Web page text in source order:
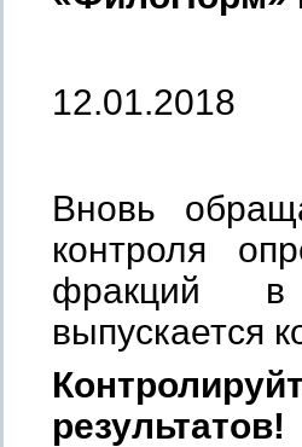
12.01.2018
Вновь
контроля
фракций в
выпускается
результатов!